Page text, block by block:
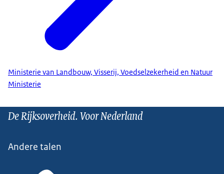
Ministerie van Landbouw, Visserij, Voedselzekerheid en Natuur
Ministerie
De Rijksoverheid. Voor Nederland
Andere talen